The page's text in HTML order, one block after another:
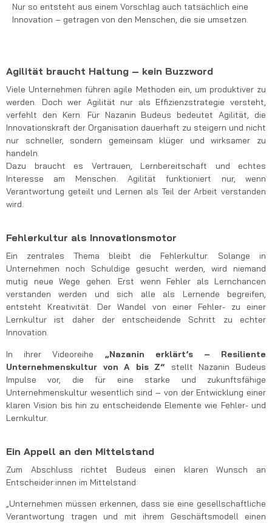
Nur so entsteht aus einem Vorschlag auch tatsächlich eine
Innovation – getragen von den Menschen, die sie umsetzen.
Agilität braucht Haltung – kein Buzzword
Viele Unternehmen führen agile Methoden ein, um produktiver zu
werden. Doch wer Agilität nur als Effizienzstrategie versteht,
verfehlt den Kern. Für Nazanin Budeus bedeutet Agilität, die
Innovationskraft der Organisation dauerhaft zu steigern und nicht
nur schneller, sondern gemeinsam klüger und wirksamer zu
handeln.
Dazu braucht es Vertrauen, Lernbereitschaft und echtes
Interesse am Menschen. Agilität funktioniert nur, wenn
Verantwortung geteilt und Lernen als Teil der Arbeit verstanden
wird.
Fehlerkultur als Innovationsmotor
Ein zentrales Thema bleibt die Fehlerkultur. Solange in
Unternehmen noch Schuldige gesucht werden, wird niemand
mutig neue Wege gehen. Erst wenn Fehler als Lernchancen
verstanden werden und sich alle als Lernende begreifen,
entsteht Kreativität. Der Wandel von einer Fehler- zu einer
Lernkultur ist daher der entscheidende Schritt zu echter
Innovation.
In ihrer Videoreihe „Nazanin erklärt’s – Resiliente
Unternehmenskultur von A bis Z“ stellt Nazanin Budeus
Impulse vor, die für eine starke und zukunftsfähige
Unternehmenskultur wesentlich sind – von der Entwicklung einer
klaren Vision bis hin zu entscheidende Elemente wie Fehler- und
Lernkultur.
Ein Appell an den Mittelstand
Zum Abschluss richtet Budeus einen klaren Wunsch an
Entscheider:innen im Mittelstand:
„Unternehmen müssen erkennen, dass sie eine gesellschaftliche
Verantwortung tragen und mit ihrem Geschäftsmodell einen